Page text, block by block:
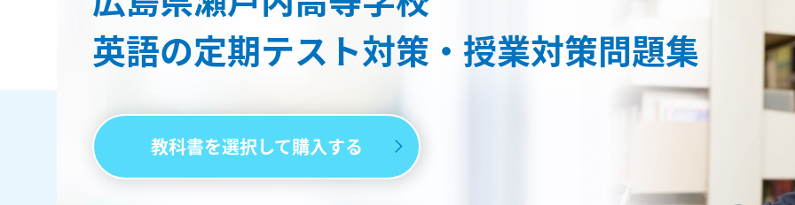
英語の定期テスト対策・授業対策問題集
教科書を選択して購入する